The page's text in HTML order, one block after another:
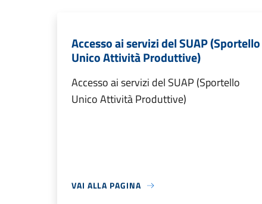
Accesso ai servizi del SUAP (Sportello
Unico Attività Produttive)
Accesso ai servizi del SUAP (Sportello
Unico Attività Produttive)
VAI ALLA PAGINA